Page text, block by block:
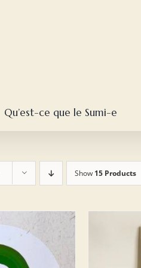
Qu’est-ce que le Sumi-e
Show 15 Products